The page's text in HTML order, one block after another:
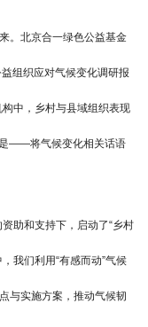
。北京合一绿色公益基金
组织应对气候变化调研报
中，乡村与县域组织表现
——将气候变化相关话语
助和支持下，启动了“乡村
我们利用“有感而动”气候
与实施方案，推动气候韧